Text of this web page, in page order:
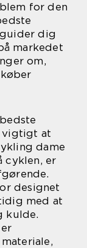
for den
dig
markedet
om,
vigtigt at
dame
cyklen, er
designet
med at
kulde.